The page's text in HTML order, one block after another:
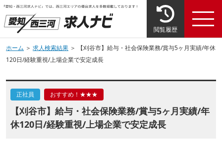
閲覧履歴
ホーム ＞ 求人検索結果 ＞ 【刈谷市】給与・社会保険業務/賞与5ヶ月実績/年休
120日/経験重視/上場企業で安定成長
正社員 おすすめ！★★★
【刈谷市】給与・社会保険業務/賞与5ヶ月実績/年
休120日/経験重視/上場企業で安定成長